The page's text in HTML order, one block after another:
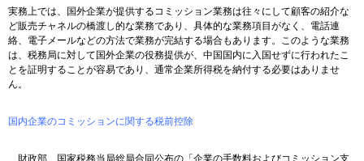
実務上では、国外企業が提供するコミッション業務は往々にして顧客の紹介な
ど販売チャネルの橋渡し的な業務であり、具体的な業務項目がなく、電話連
絡、電子メールなどの方法で業務が完結する場合もあります。このような業務
は、税務局に対して国外企業の役務提供が、中国国内に入国せずに行われたこ
とを証明することが容易であり、通常企業所得税を納付する必要はありませ
ん。
国内企業のコミッションに関する税前控除
財政部、国家税務当局総局合同公布の「企業の手数料およびコミッション支